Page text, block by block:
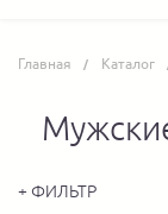
Главная Каталог
+ ФИЛЬТР